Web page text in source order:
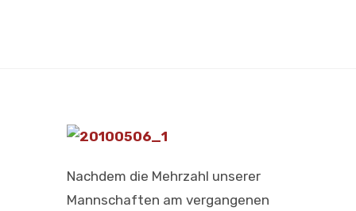
Nachdem die Mehrzahl unserer
Mannschaften am vergangenen